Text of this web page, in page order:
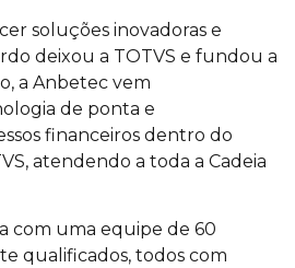
soluções inovadoras e
deixou a TOTVS e fundou a
a Anbetec vem
de ponta e
financeiros dentro do
atendendo a toda a Cadeia
com uma equipe de 60
qualificados, todos com